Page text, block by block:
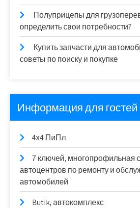
Полуприцепы для
определить свои потребности?
Купить запчасти для
советы по поиску и покупке
Информация для гостей
4х4 ПиПл
7 ключей, многопрофильная
автоцентров по ремонту и
автомобилей
Butik, автокомплекс